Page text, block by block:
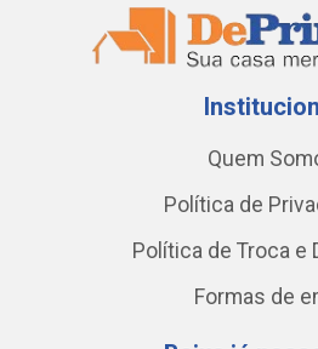
Quem
Política de
Política de Troca e
Formas de